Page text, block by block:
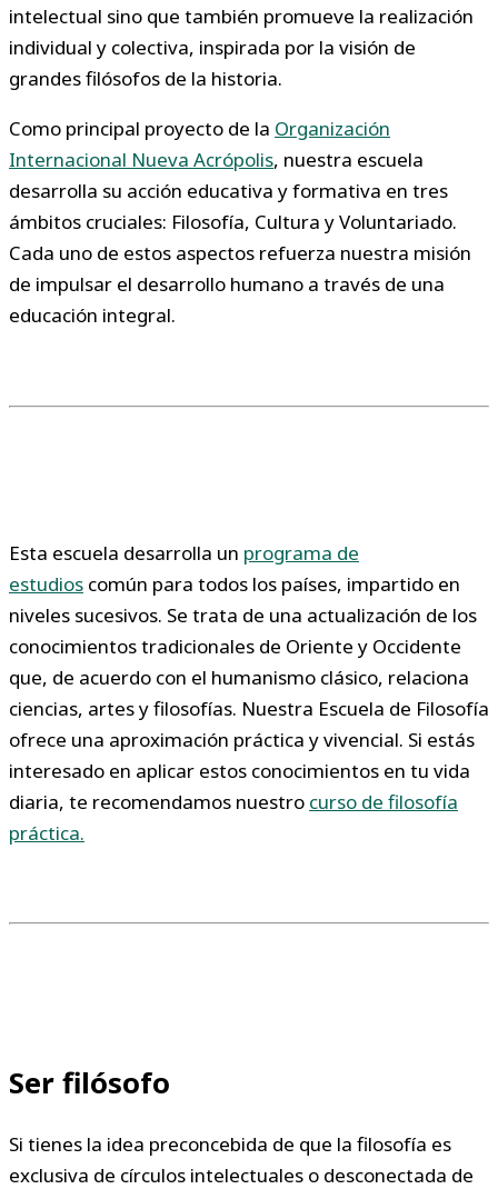
intelectual sino que también promueve la realización
individual y colectiva, inspirada por la visión de
grandes filósofos de la historia.
Como principal proyecto de la Organización
Internacional Nueva Acrópolis, nuestra escuela
desarrolla su acción educativa y formativa en tres
ámbitos cruciales: Filosofía, Cultura y Voluntariado.
Cada uno de estos aspectos refuerza nuestra misión
de impulsar el desarrollo humano a través de una
educación integral.
Esta escuela desarrolla un programa de
estudios común para todos los países, impartido en
niveles sucesivos. Se trata de una actualización de los
conocimientos tradicionales de Oriente y Occidente
que, de acuerdo con el humanismo clásico, relaciona
ciencias, artes y filosofías. Nuestra Escuela de Filosofía
ofrece una aproximación práctica y vivencial. Si estás
interesado en aplicar estos conocimientos en tu vida
diaria, te recomendamos nuestro curso de filosofía
práctica.
Ser filósofo
Si tienes la idea preconcebida de que la filosofía es
exclusiva de círculos intelectuales o desconectada de